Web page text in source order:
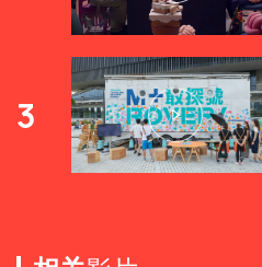
3